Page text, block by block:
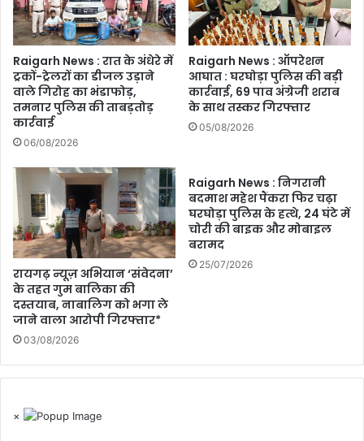
Raigarh News : रात के अंधेरे में
ट्रकों-ट्रेलरों का डीजल उड़ाने
वाले गिरोह का भंडाफोड़,
तमनार पुलिस की ताबड़तोड़
कार्रवाई
06/08/2026
Raigarh News : ऑपरेशन
आघात : घरघोड़ा पुलिस की बड़ी
कार्रवाई, 69 पाव अंग्रेजी शराब
के साथ तस्कर गिरफ्तार
05/08/2026
रायगढ़ न्यूज़ अभियान ‘संवेदना’
के तहत गुम बालिका की
दस्तयाब, नाबालिग को भगा ले
जाने वाला आरोपी गिरफ्तार*
03/08/2026
Raigarh News : निगरानी
बदमाश महेश पैंकरा फिर चढ़ा
घरघोड़ा पुलिस के हत्थे, 24 घंटे में
चोरी की बाइक और मोबाइल
बरामद
25/07/2026
×